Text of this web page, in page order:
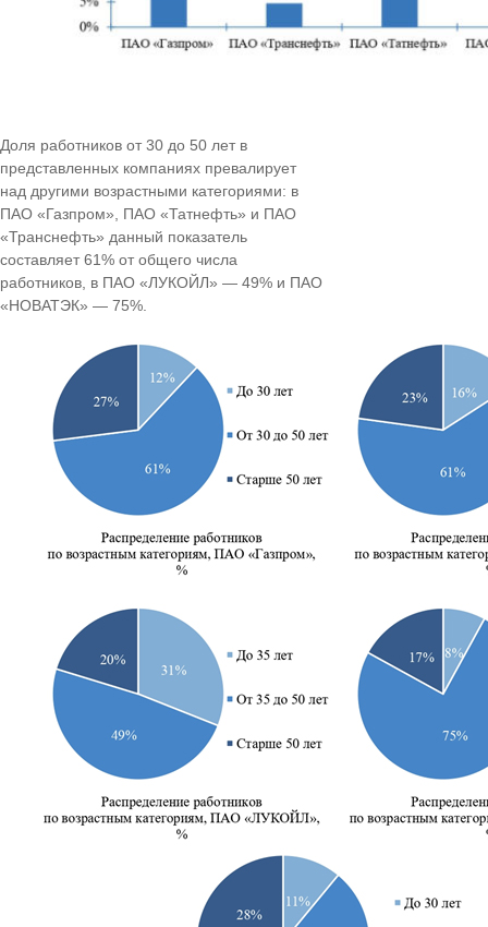
Доля работников от 30 до 50 лет в
представленных компаниях превалирует
над другими возрастными категориями: в
ПАО «Газпром», ПАО «Татнефть» и ПАО
«Транснефть» данный показатель
составляет 61% от общего числа
работников, в ПАО «ЛУКОЙЛ» — 49% и ПАО
«НОВАТЭК» — 75%.